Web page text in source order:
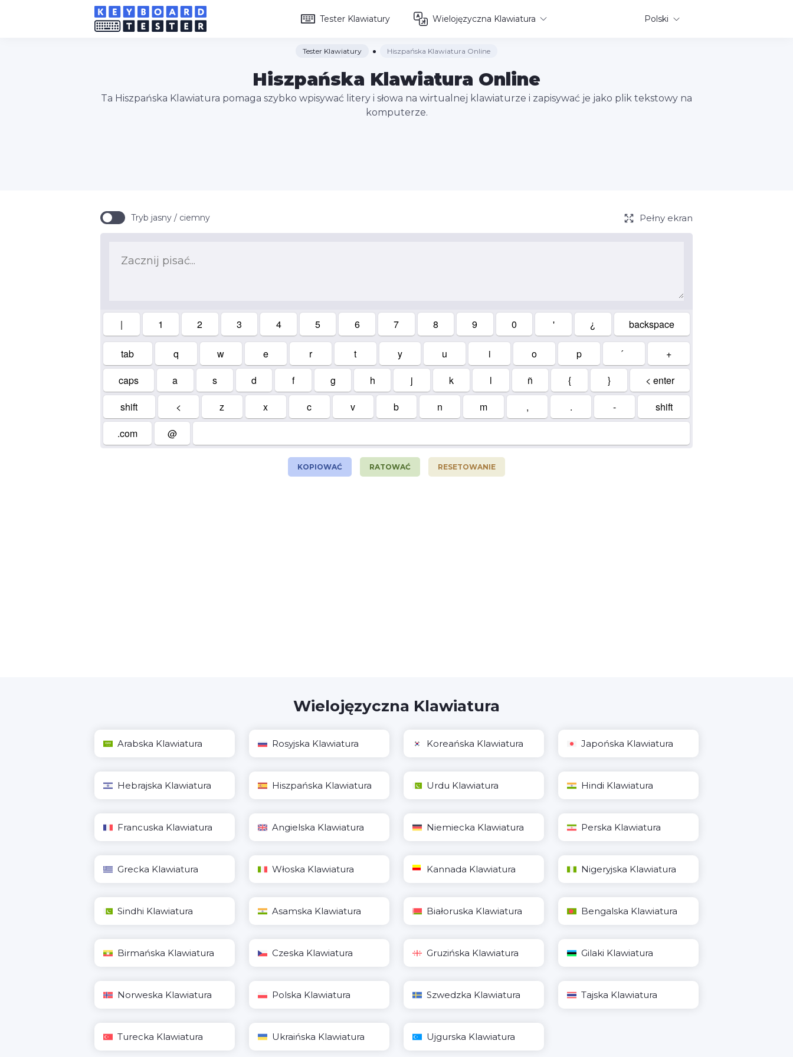
Tester Klawiatury Wielojęzyczna Klawiatura Polski
Tester Klawiatury Hiszpańska Klawiatura Online
Hiszpańska Klawiatura Online
Ta Hiszpańska Klawiatura pomaga szybko wpisywać litery i słowa na wirtualnej klawiaturze i zapisywać je jako plik tekstowy na
komputerze.
Tryb jasny / ciemny Pełny ekran
| 1 2 3 4 5 6 7 8 9 0 ' ¿ backspace
tab q w e r t y u i o p
+
caps
a s d f g h j k l ñ { }
< enter
shift
< z x c v b n m , . -
shift
.com
@
KOPIOWAĆ RATOWAĆ RESETOWANIE
Wielojęzyczna Klawiatura
Arabska Klawiatura Rosyjska Klawiatura Koreańska Klawiatura Japońska Klawiatura
Hebrajska Klawiatura Hiszpańska Klawiatura Urdu Klawiatura Hindi Klawiatura
Francuska Klawiatura Angielska Klawiatura Niemiecka Klawiatura Perska Klawiatura
Grecka Klawiatura Włoska Klawiatura Kannada Klawiatura Nigeryjska Klawiatura
Sindhi Klawiatura Asamska Klawiatura Białoruska Klawiatura Bengalska Klawiatura
Birmańska Klawiatura Czeska Klawiatura Gruzińska Klawiatura Gilaki Klawiatura
Norweska Klawiatura Polska Klawiatura Szwedzka Klawiatura Tajska Klawiatura
Turecka Klawiatura Ukraińska Klawiatura Ujgurska Klawiatura